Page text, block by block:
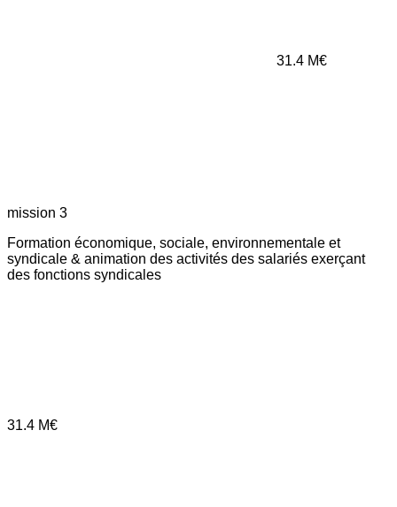
31.4 M€
mission 3
Formation économique, sociale, environnementale et
syndicale & animation des activités des salariés exerçant
des fonctions syndicales
31.4 M€